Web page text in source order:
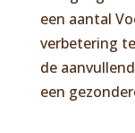
een aantal
verbetering
de
een